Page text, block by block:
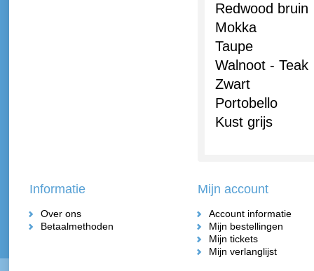
Redwood bruin
Mokka
Taupe
Walnoot - Teak
Zwart
Portobello
Kust grijs
Informatie
Over ons
Betaalmethoden
Mijn account
Account informatie
Mijn bestellingen
Mijn tickets
Mijn verlanglijst